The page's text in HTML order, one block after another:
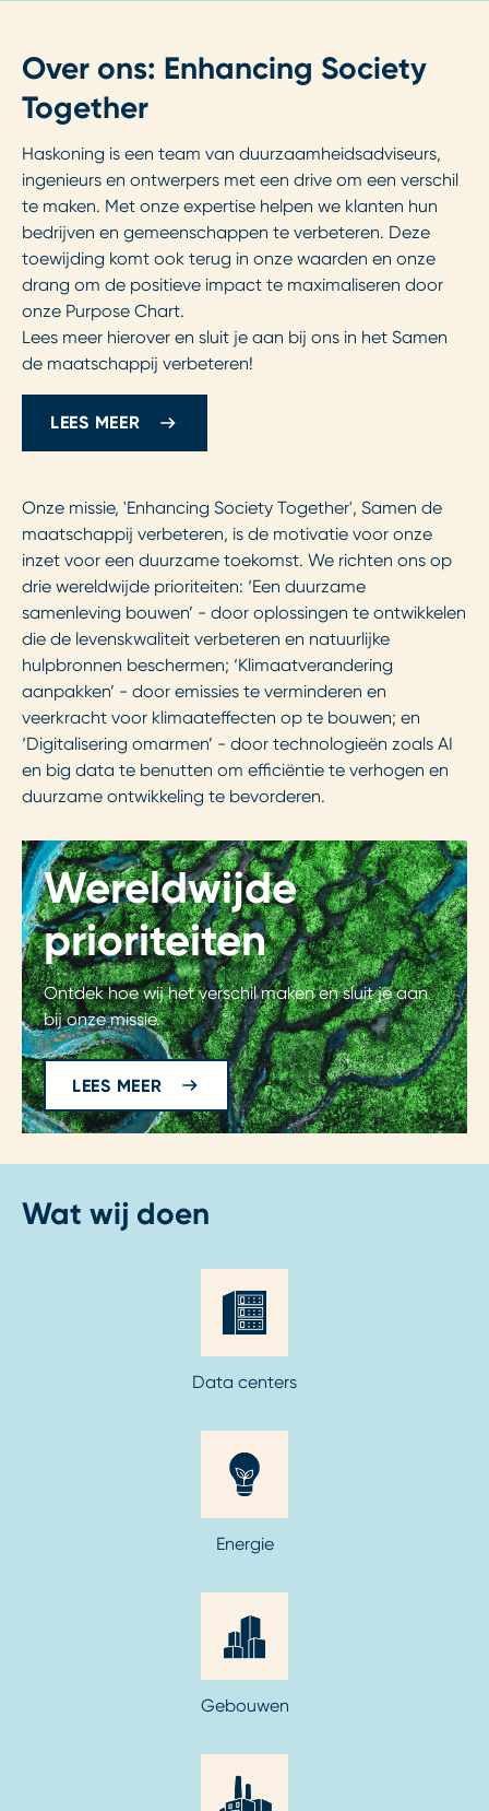
Over ons: Enhancing Society
Together
Haskoning is een team van duurzaamheidsadviseurs,
ingenieurs en ontwerpers met een drive om een verschil
te maken. Met onze expertise helpen we klanten hun
bedrijven en gemeenschappen te verbeteren. Deze
toewijding komt ook terug in onze waarden en onze
drang om de positieve impact te maximaliseren door
onze Purpose Chart.
Lees meer hierover en sluit je aan bij ons in het Samen
de maatschappij verbeteren!
LEES MEER
Onze missie, 'Enhancing Society Together', Samen de
maatschappij verbeteren, is de motivatie voor onze
inzet voor een duurzame toekomst. We richten ons op
drie wereldwijde prioriteiten: ‘Een duurzame
samenleving bouwen’ - door oplossingen te ontwikkelen
die de levenskwaliteit verbeteren en natuurlijke
hulpbronnen beschermen; ‘Klimaatverandering
aanpakken’ - door emissies te verminderen en
veerkracht voor klimaateffecten op te bouwen; en
‘Digitalisering omarmen’ - door technologieën zoals AI
en big data te benutten om efficiëntie te verhogen en
duurzame ontwikkeling te bevorderen.
Wereldwijde
prioriteiten
Ontdek hoe wij het verschil maken en sluit je aan
bij onze missie.
LEES MEER
Wat wij doen
Data centers
Energie
Gebouwen